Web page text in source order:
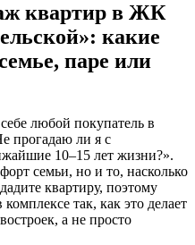
квартир в ЖК
какие
паре или
любой покупатель в
прогадаю ли я с
10–15 лет жизни?».
семьи, но и то, насколько
квартиру, поэтому
так, как это делает
а не просто